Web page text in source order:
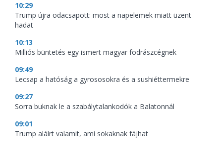
10:29
Trump újra odacsapott: most a napelemek miatt üzent
hadat
10:13
Milliós büntetés egy ismert magyar fodrászcégnek
09:49
Lecsap a hatóság a gyrososokra és a sushiéttermekre
09:27
Sorra buknak le a szabálytalankodók a Balatonnál
09:01
Trump aláírt valamit, ami sokaknak fájhat